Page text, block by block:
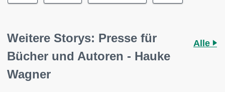
Weitere Storys: Presse für
Bücher und Autoren - Hauke
Wagner
Alle